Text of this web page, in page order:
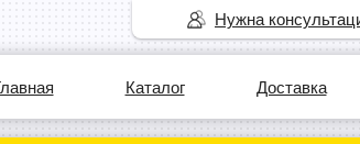
Каталог Доставка
Нужна